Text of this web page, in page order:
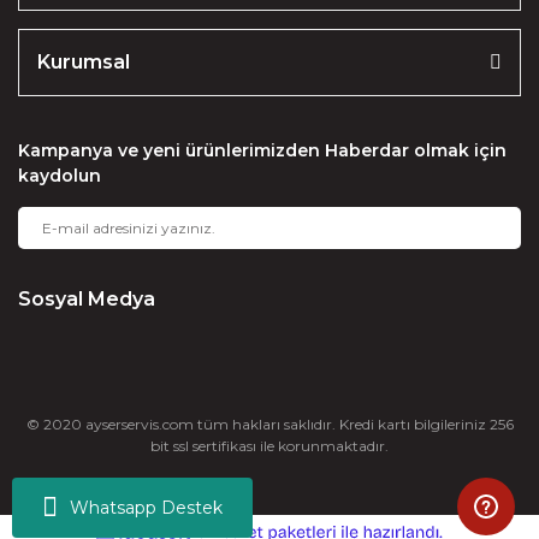
Whatsapp Destek
Kurumsal
Kampanya ve yeni ürünlerimizden Haberdar olmak için
kaydolun
Sosyal Medya
© 2020 ayserservis.com tüm hakları saklıdır. Kredi kartı bilgileriniz 256
bit ssl sertifikası ile korunmaktadır.
e-